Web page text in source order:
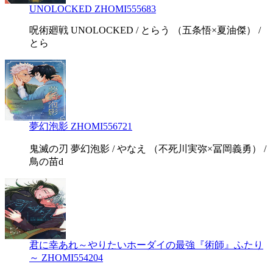
UNOLOCKED ZHOMI555683
呪術廻戦 UNOLOCKED / とらう （五条悟×夏油傑） /
とら
夢幻泡影 ZHOMI556721
鬼滅の刃 夢幻泡影 / やなえ （不死川実弥×冨岡義勇） /
鳥の苗d
君に幸あれ～やりたいホーダイの最強『術師』ふたり
～ ZHOMI554204